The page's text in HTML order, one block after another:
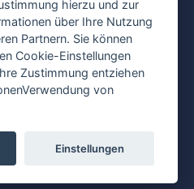
hierzu und zur
über Ihre Nutzung
Partnern. Sie können
Cookie-Einstellungen
Zustimmung entziehen
von
Einstellungen